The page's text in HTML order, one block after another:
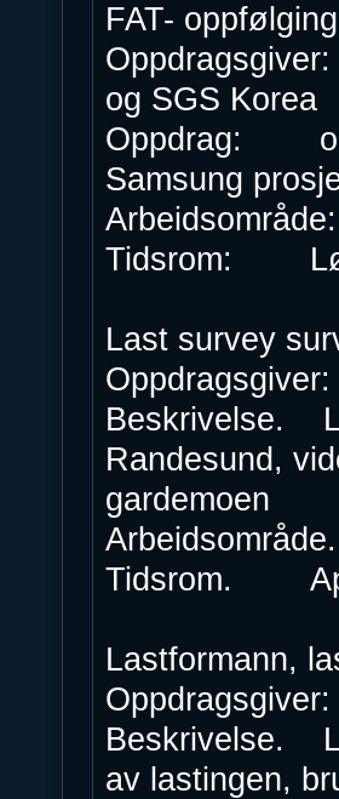
FAT-
og SGS Korea
Oppdrag:
Samsung
Tidsrom:
Last survey
Beskrivelse.
Randesund,
gardemoen
Tidsrom.
Lastformann,
Beskrivelse.
av lastingen,